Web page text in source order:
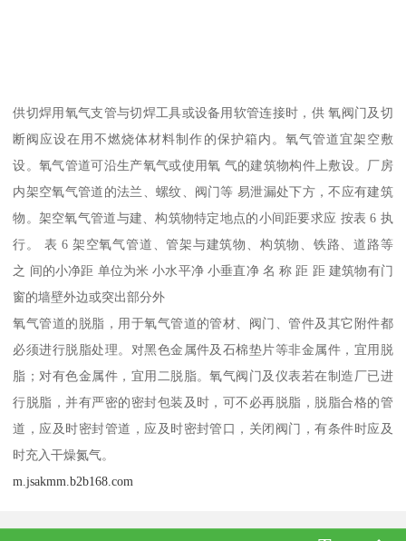
供切焊用氧气支管与切焊工具或设备用软管连接时，供 氧阀门及切
断阀应设在用不燃烧体材料制作的保护箱内。氧气管道宜架空敷
设。氧气管道可沿生产氧气或使用氧 气的建筑物构件上敷设。厂房
内架空氧气管道的法兰、螺纹、阀门等 易泄漏处下方，不应有建筑
物。架空氧气管道与建、构筑物特定地点的小间距要求应 按表 6 执
行。 表 6 架空氧气管道、管架与建筑物、构筑物、铁路、道路等
之 间的小净距 单位为米 小水平净 小垂直净 名 称 距 距 建筑物有门
窗的墙壁外边或突出部分外
氧气管道的脱脂，用于氧气管道的管材、阀门、管件及其它附件都
必须进行脱脂处理。对黑色金属件及石棉垫片等非金属件，宜用脱
脂；对有色金属件，宜用二脱脂。氧气阀门及仪表若在制造厂已进
行脱脂，并有严密的密封包装及时，可不必再脱脂，脱脂合格的管
道，应及时密封管道，应及时密封管口，关闭阀门，有条件时应及
时充入干燥氮气。
m.jsakmm.b2b168.com